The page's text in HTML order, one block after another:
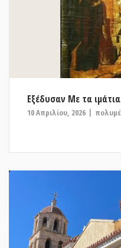
Εξέδυσαν Με τα
10 Απριλίου, 2026